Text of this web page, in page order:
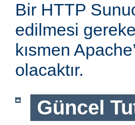
Bir HTTP
edilmesi
kısmen
olacaktır.
Güncel